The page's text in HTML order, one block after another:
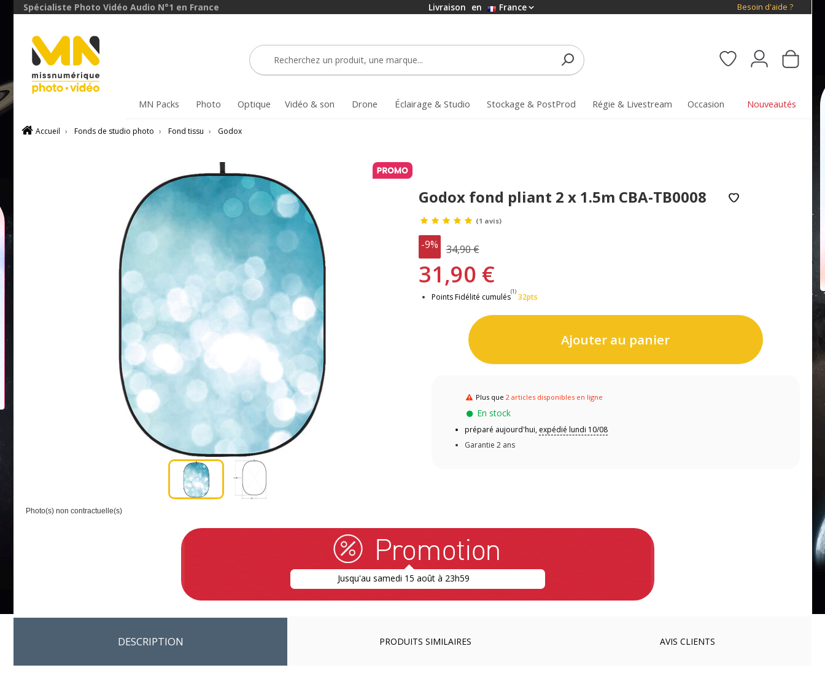
Spécialiste Photo Vidéo Audio N°1 en France Livraison en France Besoin d'aide ?
MN Packs Photo Optique Vidéo & son Drone Éclairage & Studio Stockage & PostProd Régie & Livestream Occasion Nouveautés
Accueil › Fonds de studio photo › Fond tissu › Godox
Photo(s) non contractuelle(s)
Godox fond pliant 2 x 1.5m CBA-TB0008
(1 avis)
-9% 34,90 €
31,90 €
Points Fidélité cumulés
(1)
32pts
Ajouter au panier
Plus que2 articles disponibles en ligne
En stock
préparé aujourd'hui, expédié lundi 10/08
Garantie 2 ans
Jusqu'au samedi 15 août à 23h59
DESCRIPTION PRODUITS SIMILAIRES AVIS CLIENTS